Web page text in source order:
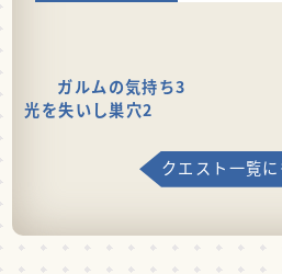
ガルムの気持ち3
光を失いし巣穴2
クエスト一覧